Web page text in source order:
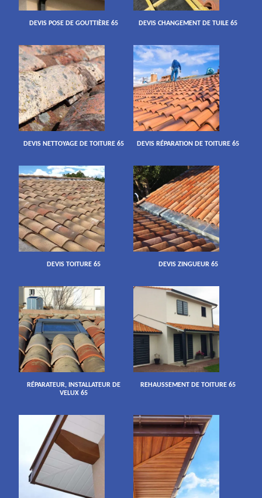
DEVIS POSE DE GOUTTIÈRE 65 DEVIS CHANGEMENT DE TUILE 65
DEVIS NETTOYAGE DE TOITURE 65 DEVIS RÉPARATION DE TOITURE 65
DEVIS TOITURE 65 DEVIS ZINGUEUR 65
RÉPARATEUR, INSTALLATEUR DE
VELUX 65
REHAUSSEMENT DE TOITURE 65